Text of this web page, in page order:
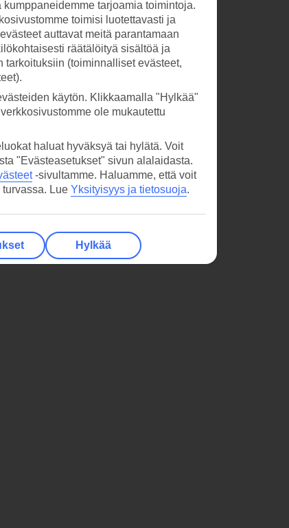
tarjoamia toimintoja.
toimisi luotettavasti ja
auttavat meitä parantamaan
räätälöityä sisältöä ja
(toiminnalliset evästeet,
käytön. Klikkaamalla "Hylkää"
ole mukautettu
haluat hyväksyä tai hylätä. Voit
"Evästeasetukset" sivun alalaidasta.
-sivultamme. Haluamme, että voit
Lue Yksityisyys ja tietosuoja.
Hylkää